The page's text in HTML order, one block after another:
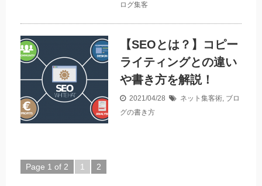
ログ集客
【SEOとは？】コピー
ライティングとの違い
や書き方を解説！
2021/04/28 ネット集客術, ブロ
グの書き方
Page 1 of 2 1 2